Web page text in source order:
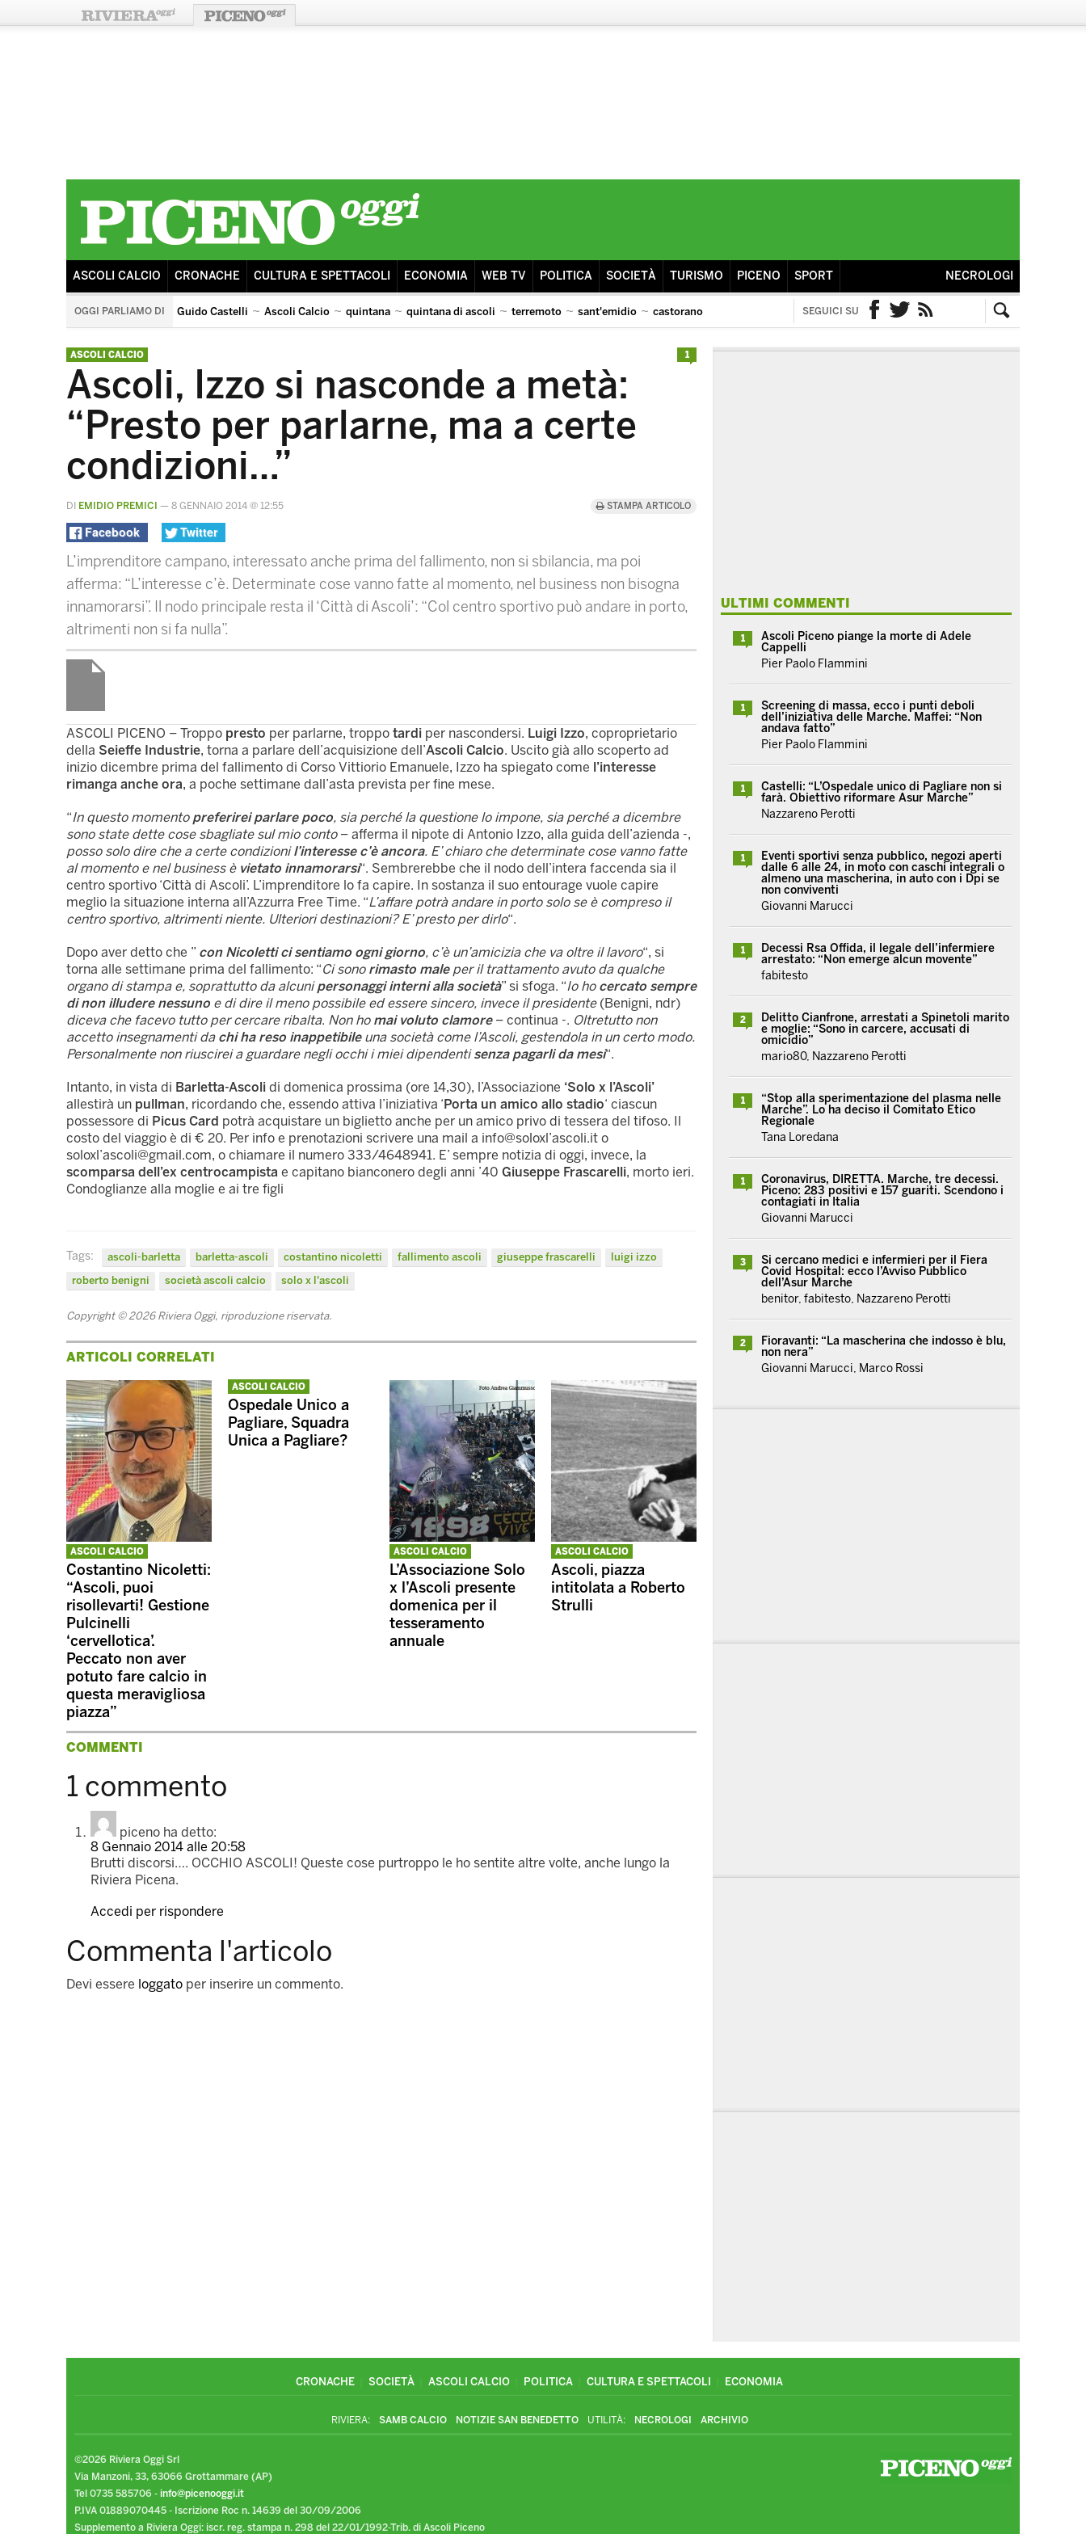
ASCOLI CALCIO CRONACHE CULTURA E SPETTACOLI ECONOMIA WEB TV POLITICA SOCIETÀ TURISMO PICENO SPORT NECROLOGI
OGGI PARLIAMO DI Guido Castelli Ascoli Calcio quintana quintana di ascoli terremoto sant'emidio castorano
quintana di ascoli piceno
SEGUICI SU
ASCOLI CALCIO
Ascoli, Izzo si nasconde a metà:
“Presto per parlarne, ma a certe
condizioni…”
DI EMIDIO PREMICI — 8 GENNAIO 2014 @ 12:55 STAMPA ARTICOLO
Facebook Twitter
L’imprenditore campano, interessato anche prima del fallimento, non si sbilancia, ma poi
afferma: “L’interesse c’è. Determinate cose vanno fatte al momento, nel business non bisogna
innamorarsi”. Il nodo principale resta il ‘Città di Ascoli’: “Col centro sportivo può andare in porto,
altrimenti non si fa nulla”.
ASCOLI PICENO – Troppo presto per parlarne, troppo tardi per nascondersi. Luigi Izzo, coproprietario
della Seieffe Industrie, torna a parlare dell’acquisizione dell’Ascoli Calcio. Uscito già allo scoperto ad
inizio dicembre prima del fallimento di Corso Vittiorio Emanuele, Izzo ha spiegato come l’interesse
rimanga anche ora, a poche settimane dall’asta prevista per fine mese.
“In questo momento preferirei parlare poco, sia perché la questione lo impone, sia perché a dicembre
sono state dette cose sbagliate sul mio conto– afferma il nipote di Antonio Izzo, alla guida dell’azienda -,
posso solo dire che a certe condizionil’interesse c’è ancora. E’ chiaro che determinate cose vanno fatte
al momento e nel business è vietato innamorarsi“. Sembrerebbe che il nodo dell’intera faccenda sia il
centro sportivo ‘Città di Ascoli’. L’imprenditore lo fa capire. In sostanza il suo entourage vuole capire
meglio la situazione interna all’Azzurra Free Time. “L’affare potrà andare in porto solo se è compreso il
centro sportivo, altrimenti niente. Ulteriori destinazioni? E’ presto per dirlo“.
Dopo aver detto che ” con Nicoletti ci sentiamo ogni giorno, c’è un’amicizia che va oltre il lavoro“, si
torna alle settimane prima del fallimento: “Ci sonorimasto maleper il trattamento avuto da qualche
organo di stampa e, soprattutto da alcunipersonaggi interni alla società” si sfoga. “Io ho cercato sempre
di non illudere nessuno e di dire il meno possibile ed essere sincero, invece il presidente(Benigni, ndr)
diceva che facevo tutto per cercare ribalta. Non ho mai voluto clamore– continua -. Oltretutto non
accetto insegnamenti da chi ha reso inappetibileuna società come l’Ascoli, gestendola in un certo modo.
Personalmente non riuscirei a guardare negli occhi i miei dipendentisenza pagarli da mesi“.
Intanto, in vista di Barletta-Ascoli di domenica prossima (ore 14,30), l’Associazione ‘Solo x l’Ascoli’
allestirà un pullman, ricordando che, essendo attiva l’iniziativa ‘Porta un amico allo stadio‘ ciascun
possessore di Picus Card potrà acquistare un biglietto anche per un amico privo di tessera del tifoso. Il
costo del viaggio è di € 20. Per info e prenotazioni scrivere una mail a info@soloxl’ascoli.it o
soloxl’ascoli@gmail.com, o chiamare il numero 333/4648941. E’ sempre notizia di oggi, invece, la
scomparsa dell’ex centrocampista e capitano bianconero degli anni ’40 Giuseppe Frascarelli, morto ieri.
Condoglianze alla moglie e ai tre figli
Tags: ascoli-barletta barletta-ascoli costantino nicoletti fallimento ascoli giuseppe frascarelli
luigi izzo
roberto benigni
società ascoli calcio solo x l'ascoli
Copyright © 2026 Riviera Oggi, riproduzione riservata.
1
ARTICOLI CORRELATI
ASCOLI CALCIO
Costantino Nicoletti:
“Ascoli, puoi
risollevarti! Gestione
Pulcinelli
‘cervellotica’.
Peccato non aver
potuto fare calcio in
questa meravigliosa
piazza”
ASCOLI CALCIO
Ospedale Unico a
Pagliare, Squadra
Unica a Pagliare?
ASCOLI CALCIO
L’Associazione Solo
x l’Ascoli presente
domenica per il
tesseramento
annuale
ASCOLI CALCIO
Ascoli, piazza
intitolata a Roberto
Strulli
COMMENTI
1 commento
piceno ha detto:
8 Gennaio 2014 alle 20:58
Brutti discorsi…. OCCHIO ASCOLI! Queste cose purtroppo le ho sentite altre volte, anche lungo la
Riviera Picena.
Accedi per rispondere
Commenta l'articolo
Devi essere loggato per inserire un commento.
ULTIMI COMMENTI
1
Ascoli Piceno piange la morte di Adele
Cappelli
Pier Paolo Flammini
1
Screening di massa, ecco i punti deboli
dell’iniziativa delle Marche. Maffei: “Non
andava fatto”
Pier Paolo Flammini
1
Castelli: “L’Ospedale unico di Pagliare non si
farà. Obiettivo riformare Asur Marche”
Nazzareno Perotti
1
Eventi sportivi senza pubblico, negozi aperti
dalle 6 alle 24, in moto con caschi integrali o
almeno una mascherina, in auto con i Dpi se
non conviventi
Giovanni Marucci
1
Decessi Rsa Offida, il legale dell’infermiere
arrestato: “Non emerge alcun movente”
fabitesto
2
Delitto Cianfrone, arrestati a Spinetoli marito
e moglie: “Sono in carcere, accusati di
omicidio”
mario80, Nazzareno Perotti
1
“Stop alla sperimentazione del plasma nelle
Marche”. Lo ha deciso il Comitato Etico
Regionale
Tana Loredana
1
Coronavirus, DIRETTA. Marche, tre decessi.
Piceno: 283 positivi e 157 guariti. Scendono i
contagiati in Italia
Giovanni Marucci
3
Si cercano medici e infermieri per il Fiera
Covid Hospital: ecco l’Avviso Pubblico
dell’Asur Marche
benitor, fabitesto, Nazzareno Perotti
2
Fioravanti: “La mascherina che indosso è blu,
non nera”
Giovanni Marucci, Marco Rossi
CRONACHE SOCIETÀ ASCOLI CALCIO POLITICA CULTURA E SPETTACOLI ECONOMIA
RIVIERA: SAMB CALCIO NOTIZIE SAN BENEDETTO UTILITÀ: NECROLOGI ARCHIVIO
©2026 Riviera Oggi Srl
Via Manzoni, 33, 63066 Grottammare (AP)
Tel 0735 585706 - info@picenooggi.it
P.IVA 01889070445 - Iscrizione Roc n. 14639 del 30/09/2006
Supplemento a Riviera Oggi: iscr. reg. stampa n. 298 del 22/01/1992-Trib. di Ascoli Piceno